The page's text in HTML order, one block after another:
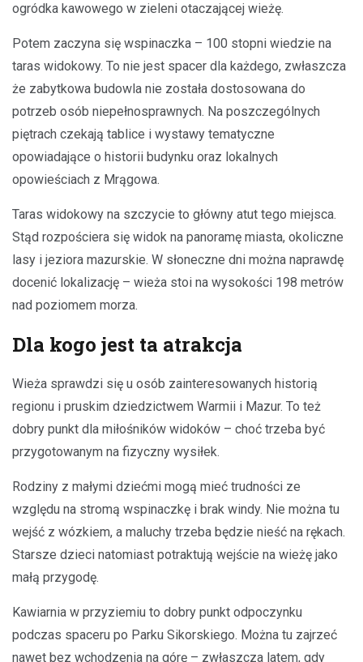
ogródka kawowego w zieleni otaczającej wieżę.
Potem zaczyna się wspinaczka – 100 stopni wiedzie na
taras widokowy. To nie jest spacer dla każdego, zwłaszcza
że zabytkowa budowla nie została dostosowana do
potrzeb osób niepełnosprawnych. Na poszczególnych
piętrach czekają tablice i wystawy tematyczne
opowiadające o historii budynku oraz lokalnych
opowieściach z Mrągowa.
Taras widokowy na szczycie to główny atut tego miejsca.
Stąd rozpościera się widok na panoramę miasta, okoliczne
lasy i jeziora mazurskie. W słoneczne dni można naprawdę
docenić lokalizację – wieża stoi na wysokości 198 metrów
nad poziomem morza.
Dla kogo jest ta atrakcja
Wieża sprawdzi się u osób zainteresowanych historią
regionu i pruskim dziedzictwem Warmii i Mazur. To też
dobry punkt dla miłośników widoków – choć trzeba być
przygotowanym na fizyczny wysiłek.
Rodziny z małymi dziećmi mogą mieć trudności ze
względu na stromą wspinaczkę i brak windy. Nie można tu
wejść z wózkiem, a maluchy trzeba będzie nieść na rękach.
Starsze dzieci natomiast potraktują wejście na wieżę jako
małą przygodę.
Kawiarnia w przyziemiu to dobry punkt odpoczynku
podczas spaceru po Parku Sikorskiego. Można tu zajrzeć
nawet bez wchodzenia na górę – zwłaszcza latem, gdy